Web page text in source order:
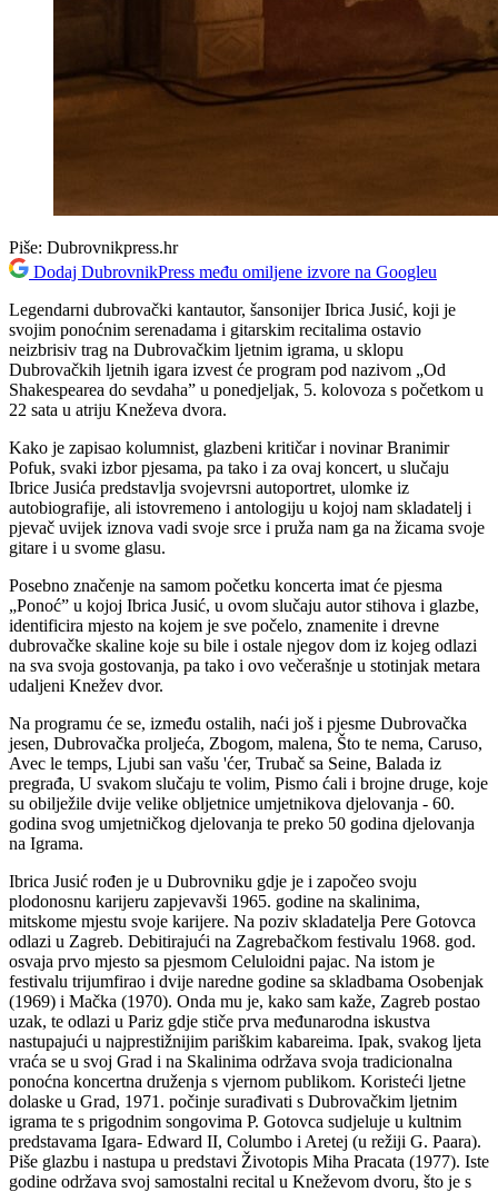
Piše: Dubrovnikpress.hr
Dodaj DubrovnikPress među omiljene izvore na Googleu
Legendarni dubrovački kantautor, šansonijer Ibrica Jusić, koji je
svojim ponoćnim serenadama i gitarskim recitalima ostavio
neizbrisiv trag na Dubrovačkim ljetnim igrama, u sklopu
Dubrovačkih ljetnih igara izvest će program pod nazivom „Od
Shakespearea do sevdaha” u ponedjeljak, 5. kolovoza s početkom u
22 sata u atriju Kneževa dvora.
Kako je zapisao kolumnist, glazbeni kritičar i novinar Branimir
Pofuk, svaki izbor pjesama, pa tako i za ovaj koncert, u slučaju
Ibrice Jusića predstavlja svojevrsni autoportret, ulomke iz
autobiografije, ali istovremeno i antologiju u kojoj nam skladatelj i
pjevač uvijek iznova vadi svoje srce i pruža nam ga na žicama svoje
gitare i u svome glasu.
Posebno značenje na samom početku koncerta imat će pjesma
„Ponoć” u kojoj Ibrica Jusić, u ovom slučaju autor stihova i glazbe,
identificira mjesto na kojem je sve počelo, znamenite i drevne
dubrovačke skaline koje su bile i ostale njegov dom iz kojeg odlazi
na sva svoja gostovanja, pa tako i ovo večerašnje u stotinjak metara
udaljeni Knežev dvor.
Na programu će se, između ostalih, naći još i pjesme Dubrovačka
jesen, Dubrovačka proljeća, Zbogom, malena, Što te nema, Caruso,
Avec le temps, Ljubi san vašu 'ćer, Trubač sa Seine, Balada iz
pregrađa, U svakom slučaju te volim, Pismo ćali i brojne druge, koje
su obilježile dvije velike obljetnice umjetnikova djelovanja - 60.
godina svog umjetničkog djelovanja te preko 50 godina djelovanja
na Igrama.
Ibrica Jusić rođen je u Dubrovniku gdje je i započeo svoju
plodonosnu karijeru zapjevavši 1965. godine na skalinima,
mitskome mjestu svoje karijere. Na poziv skladatelja Pere Gotovca
odlazi u Zagreb. Debitirajući na Zagrebačkom festivalu 1968. god.
osvaja prvo mjesto sa pjesmom Celuloidni pajac. Na istom je
festivalu trijumfirao i dvije naredne godine sa skladbama Osobenjak
(1969) i Mačka (1970). Onda mu je, kako sam kaže, Zagreb postao
uzak, te odlazi u Pariz gdje stiče prva međunarodna iskustva
nastupajući u najprestižnijim pariškim kabareima. Ipak, svakog ljeta
vraća se u svoj Grad i na Skalinima održava svoja tradicionalna
ponoćna koncertna druženja s vjernom publikom. Koristeći ljetne
dolaske u Grad, 1971. počinje surađivati s Dubrovačkim ljetnim
igrama te s prigodnim songovima P. Gotovca sudjeluje u kultnim
predstavama Igara- Edward II, Columbo i Aretej (u režiji G. Paara).
Piše glazbu i nastupa u predstavi Životopis Miha Pracata (1977). Iste
godine održava svoj samostalni recital u Kneževom dvoru, što je s